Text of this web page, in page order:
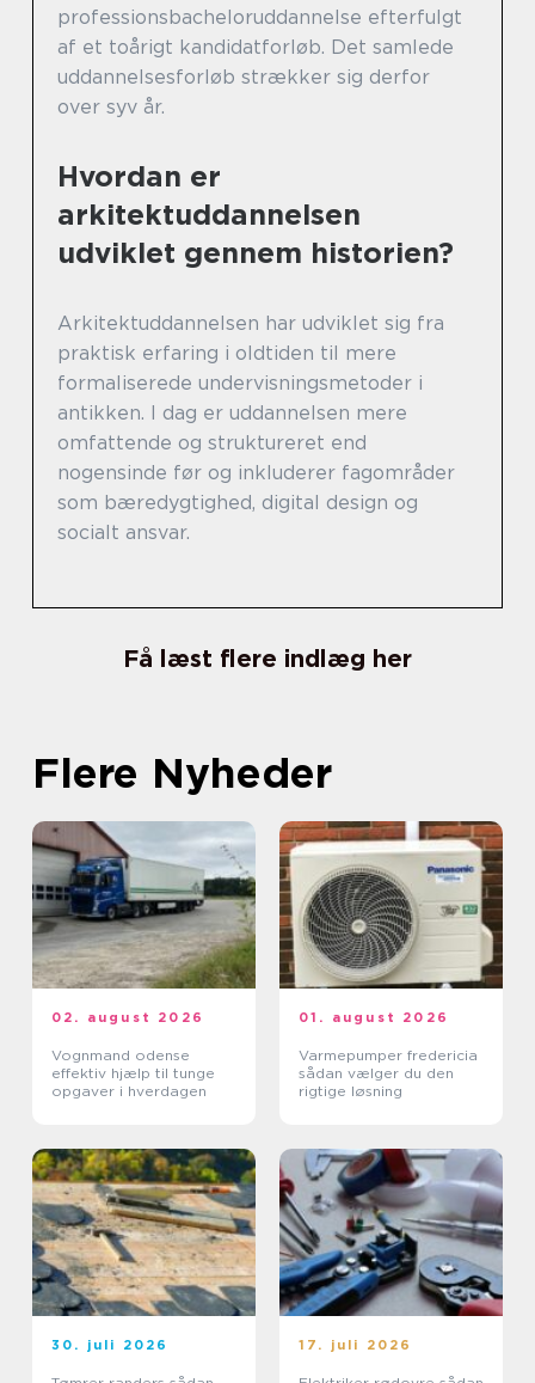
professionsbacheloruddannelse efterfulgt
af et toårigt kandidatforløb. Det samlede
uddannelsesforløb strækker sig derfor
over syv år.
Hvordan er
arkitektuddannelsen
udviklet gennem historien?
Arkitektuddannelsen har udviklet sig fra
praktisk erfaring i oldtiden til mere
formaliserede undervisningsmetoder i
antikken. I dag er uddannelsen mere
omfattende og struktureret end
nogensinde før og inkluderer fagområder
som bæredygtighed, digital design og
socialt ansvar.
Få læst flere indlæg her
Flere Nyheder
02. august 2026
Vognmand odense
effektiv hjælp til tunge
opgaver i hverdagen
01. august 2026
Varmepumper fredericia
sådan vælger du den
rigtige løsning
30. juli 2026 17. juli 2026